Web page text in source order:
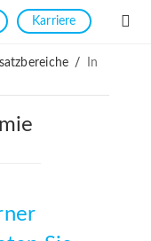
Karriere
/
In